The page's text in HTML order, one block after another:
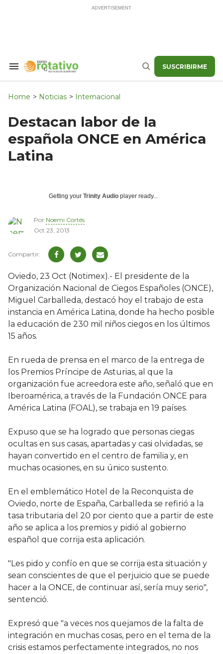
Search
Navigation
Buscar SUSCRIBIRME
Home > Noticias > Internacional
Destacan labor de la
española ONCE en América
Latina
Getting your Trinity Audio player ready...
Por Noemi Cortés
Oct 23, 2013
Oviedo, 23 Oct (Notimex).- El presidente de la
Organización Nacional de Ciegos Españoles (ONCE),
Miguel Carballeda, destacó hoy el trabajo de esta
instancia en América Latina, donde ha hecho posible
la educación de 230 mil niños ciegos en los últimos
15 años.
En rueda de prensa en el marco de la entrega de
los Premios Príncipe de Asturias, al que la
organización fue acreedora este año, señaló que en
Iberoamérica, a través de la Fundación ONCE para
América Latina (FOAL), se trabaja en 19 países.
Expuso que se ha logrado que personas ciegas
ocultas en sus casas, apartadas y casi olvidadas, se
hayan convertido en el centro de familia y, en
muchas ocasiones, en su único sustento.
En el emblemático Hotel de la Reconquista de
Oviedo, norte de España, Carballeda se refirió a la
tasa tributaria del 20 por ciento que a partir de este
año se aplica a los premios y pidió al gobierno
español que corrija esta aplicación.
"Les pido y confío en que se corrija esta situación y
sean conscientes de que el perjuicio que se puede
hacer a la ONCE, de continuar así, sería muy serio",
sentenció.
Expresó que "a veces nos quejamos de la falta de
integración en muchas cosas, pero en el tema de la
crisis estamos perfectamente integrados, no nos